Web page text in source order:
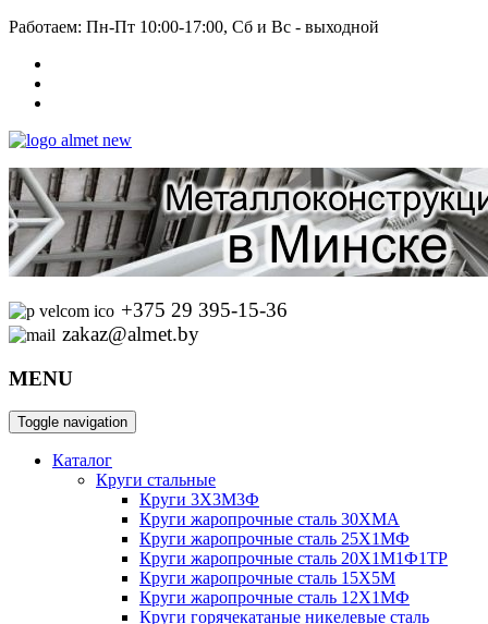
Работаем: Пн-Пт 10:00-17:00, Сб и Вс - выходной
+375 29 395-15-36
zakaz@almet.by
MENU
Toggle navigation
Каталог
Круги стальные
Круги 3Х3М3Ф
Круги жаропрочные сталь 30ХМА
Круги жаропрочные сталь 25Х1МФ
Круги жаропрочные сталь 20Х1М1Ф1ТР
Круги жаропрочные сталь 15Х5М
Круги жаропрочные сталь 12Х1МФ
Круги горячекатаные никелевые сталь